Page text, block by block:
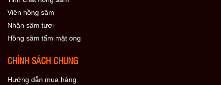
Viên hồng sâm
Nhân sâm tươi
Hồng sâm tẩm mật ong
CHÍNH SÁCH CHUNG
Hướng dẫn mua hàng